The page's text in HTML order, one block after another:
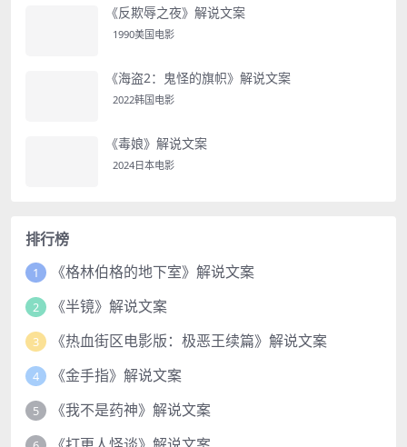
《反欺辱之夜》解说文案
1990美国电影
《海盗2：鬼怪的旗帜》解说文案
2022韩国电影
《毒娘》解说文案
2024日本电影
排行榜
1 《格林伯格的地下室》解说文案
2 《半镜》解说文案
3 《热血街区电影版：极恶王续篇》解说文案
4 《金手指》解说文案
5 《我不是药神》解说文案